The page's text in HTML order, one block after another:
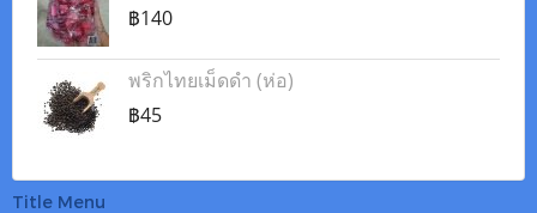
฿140
พริกไทยเม็ดดำ (ห่อ)
฿45
Title Menu